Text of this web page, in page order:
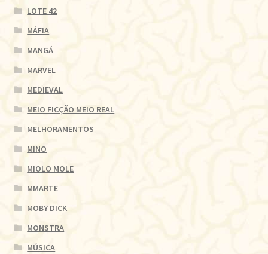
LOTE 42
MÁFIA
MANGÁ
MARVEL
MEDIEVAL
MEIO FICÇÃO MEIO REAL
MELHORAMENTOS
MINO
MIOLO MOLE
MMARTE
MOBY DICK
MONSTRA
MÚSICA